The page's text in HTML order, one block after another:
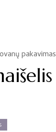
pakavimas